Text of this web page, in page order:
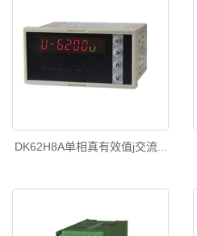
DK62H8A单相真有效值j交流...